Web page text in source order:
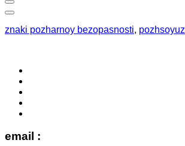
znaki pozharnoy bezopasnosti, pozhsoyuz
email :